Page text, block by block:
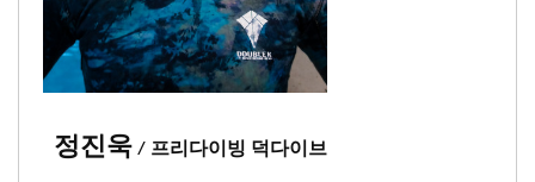
정진욱 / 프리다이빙 덕다이브